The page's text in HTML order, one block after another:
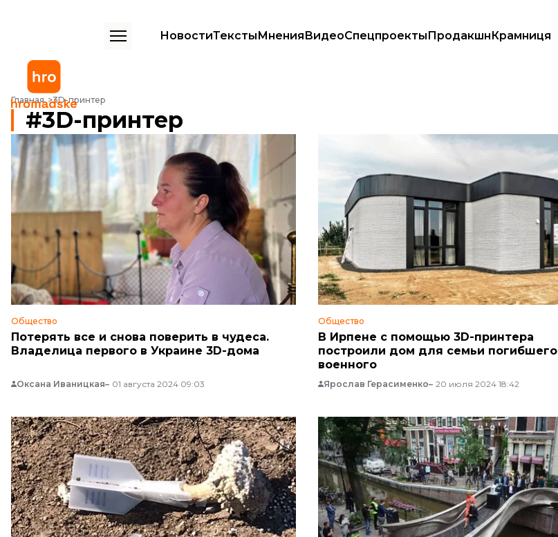
НовостиТекстыМненияВидеоСпецпроектыПродакшнКрамниця
Главная 3D-принтер
3D-принтер
Общество
Потерять все и снова поверить в чудеса.
Владелица первого в Украине 3D-дома
Оксана Иваницкая 01 августа 2024 09:03
Общество
В Ирпене с помощью 3D-принтера
построили дом для семьи погибшего
военного
Ярослав Герасименко 20 июля 2024 18:42